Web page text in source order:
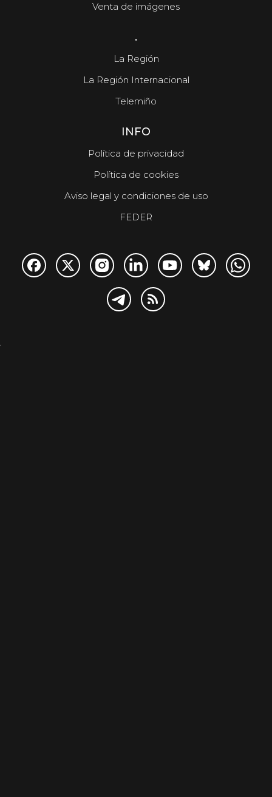
Venta de imágenes
.
La Región
La Región Internacional
Telemiño
INFO
Política de privacidad
Política de cookies
Aviso legal y condiciones de uso
FEDER